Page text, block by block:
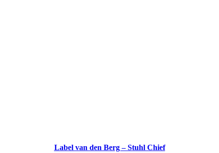
Label van den Berg – Stuhl Chief